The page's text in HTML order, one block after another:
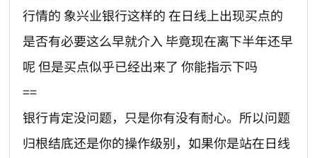
行情的 象兴业银行这样的 在日线上出现买点的
是否有必要这么早就介入 毕竟现在离下半年还早
呢 但是买点似乎已经出来了 你能指示下吗
==
银行肯定没问题，只是你有没有耐心。所以问题
归根结底还是你的操作级别，如果你是站在日线